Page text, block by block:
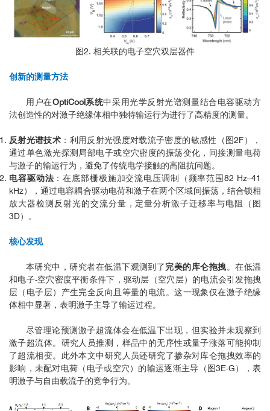
图2. 相关联的电子空穴双层器件
创新的测量方法
用户在OptiCool系统中采用光学反射光谱测量结合电容驱动方
法创造性的对激子绝缘体相中独特输运行为进行了高精度的测量。
反射光谱技术 ：利用反射光强度对载流子密度的敏感性（图2F），
通过单色激光探测局部电子或空穴密度的振荡变化，间接测量电荷
与激子的输运行为，避免了传统电学接触的高阻抗问题。
电容驱动法 ：在底部栅极施加交流电压调制（频率范围82 Hz–41
kHz），通过电容耦合驱动电荷和激子在两个区域间振荡，结合锁相
放大器检测反射光的交流分量，定量分析激子迁移率与电阻（图
3D）。
核心发现
本研究中，研究者在低温下观测到了完美的库仑拖拽。在低温
和电子-空穴密度平衡条件下，驱动层（空穴层）的电流会引发拖拽
层（电子层）产生完全反向且等量的电流。这一现象仅在激子绝缘
体相中显著，表明激子主导了输运过程。
尽管理论预测激子超流体会在低温下出现，但实验并未观察到
激子超流体。研究人员推测，样品中的无序性或量子涨落可能抑制
了超流相变。此外本文中研究人员还研究了掺杂对库仑拖拽效率的
影响，未配对电荷（电子或空穴）的输运逐渐主导（图3E-G），表
明激子与自由载流子的竞争行为。